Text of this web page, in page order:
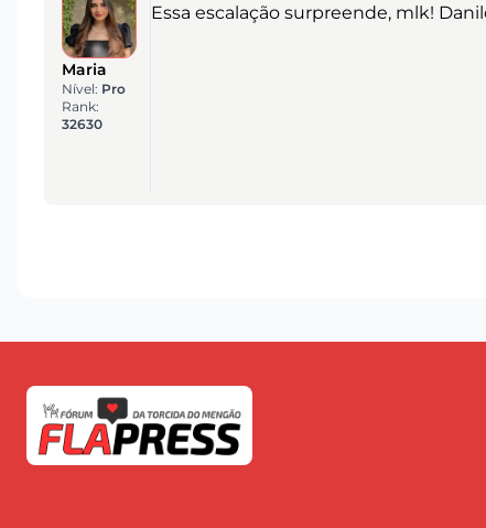
Maria
Nível: Pro
Rank:
32630
Essa escalação surpreende, mlk!